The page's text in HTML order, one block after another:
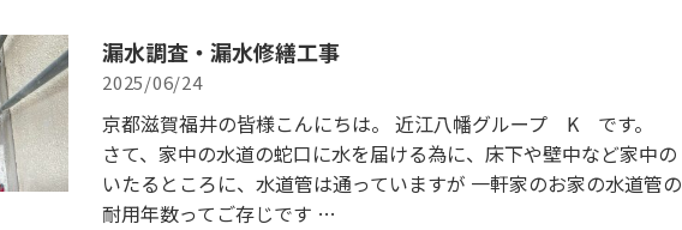
漏水調査・漏水修繕工事
2025/06/24
京都滋賀福井の皆様こんにちは。 近江八幡グループ K です。
さて、家中の水道の蛇口に水を届ける為に、床下や壁中など家中の
いたるところに、水道管は通っていますが 一軒家のお家の水道管の
耐用年数ってご存じです …